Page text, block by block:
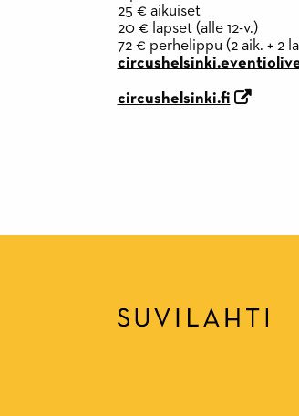
25 € aikuiset
20 € lapset (alle 12-v.)
72 € perhelippu (2 aik. + 2
circushelsinki.fi